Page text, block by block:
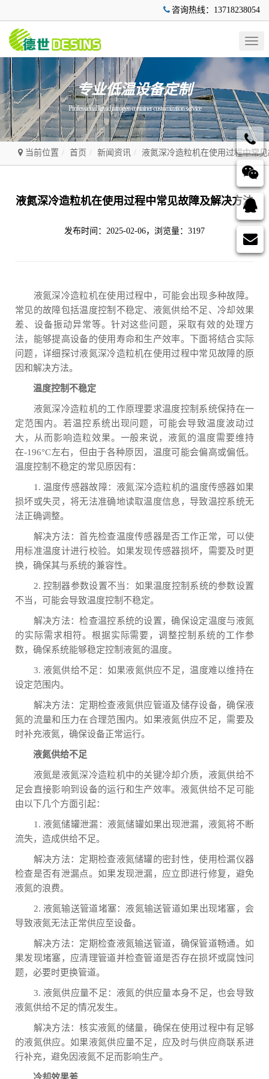
咨询热线：13718238054
专业低温设备定制
Professional liquid nitrogen container customization service
当前位置 首页 新闻资讯 液氮深冷造粒机在使用过程中常
液氮深冷造粒机在使用过程中常见故障及解决方法
发布时间：2025-02-06，浏览量：3197
液氮深冷造粒机在使用过程中，可能会出现多种故障。
常见的故障包括温度控制不稳定、液氮供给不足、冷却效果
差、设备振动异常等。针对这些问题，采取有效的处理方
法，能够提高设备的使用寿命和生产效率。下面将结合实际
问题，详细探讨液氮深冷造粒机在使用过程中常见故障的原
因和解决方法。
温度控制不稳定
液氮深冷造粒机的工作原理要求温度控制系统保持在一
定范围内。若温控系统出现问题，可能会导致温度波动过
大，从而影响造粒效果。一般来说，液氮的温度需要维持
在-196°C左右，但由于各种原因，温度可能会偏高或偏低。
温度控制不稳定的常见原因有：
1. 温度传感器故障：液氮深冷造粒机的温度传感器如果
损坏或失灵，将无法准确地读取温度信息，导致温控系统无
法正确调整。
解决方法：首先检查温度传感器是否工作正常，可以使
用标准温度计进行校验。如果发现传感器损坏，需要及时更
换，确保其与系统的兼容性。
2. 控制器参数设置不当：如果温度控制系统的参数设置
不当，可能会导致温度控制不稳定。
解决方法：检查温控系统的设置，确保设定温度与液氮
的实际需求相符。根据实际需要，调整控制系统的工作参
数，确保系统能够稳定控制液氮的温度。
3. 液氮供给不足：如果液氮供应不足，温度难以维持在
设定范围内。
解决方法：定期检查液氮供应管道及储存设备，确保液
氮的流量和压力在合理范围内。如果液氮供应不足，需要及
时补充液氮，确保设备正常运行。
液氮供给不足
液氮是液氮深冷造粒机中的关键冷却介质，液氮供给不
足会直接影响到设备的运行和生产效率。液氮供给不足可能
由以下几个方面引起：
1. 液氮储罐泄漏：液氮储罐如果出现泄漏，液氮将不断
流失，造成供给不足。
解决方法：定期检查液氮储罐的密封性，使用检漏仪器
检查是否有泄漏点。如果发现泄漏，应立即进行修复，避免
液氮的浪费。
2. 液氮输送管道堵塞：液氮输送管道如果出现堵塞，会
导致液氮无法正常供应至设备。
解决方法：定期检查液氮输送管道，确保管道畅通。如
果发现堵塞，应清理管道并检查管道是否存在损坏或腐蚀问
题，必要时更换管道。
3. 液氮供应量不足：液氮的供应量本身不足，也会导致
液氮供给不足的情况发生。
解决方法：核实液氮的储量，确保在使用过程中有足够
的液氮供应。如果液氮供应量不足，应及时与供应商联系进
行补充，避免因液氮不足而影响生产。